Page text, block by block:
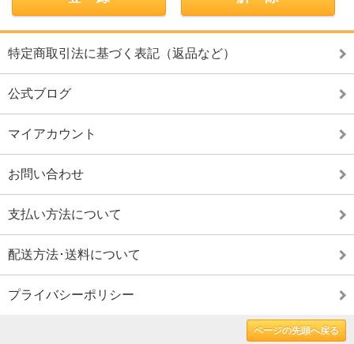
特定商取引法に基づく表記（返品など）
公式ブログ
マイアカウント
お問い合わせ
支払い方法について
配送方法･送料について
プライバシーポリシー
ページの先頭へ戻る